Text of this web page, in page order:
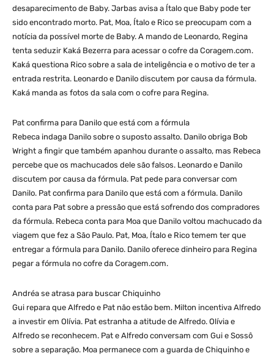
desaparecimento de Baby. Jarbas avisa a Ítalo que Baby pode ter
sido encontrado morto. Pat, Moa, Ítalo e Rico se preocupam com a
notícia da possível morte de Baby. A mando de Leonardo, Regina
tenta seduzir Kaká Bezerra para acessar o cofre da Coragem.com.
Kaká questiona Rico sobre a sala de inteligência e o motivo de ter a
entrada restrita. Leonardo e Danilo discutem por causa da fórmula.
Kaká manda as fotos da sala com o cofre para Regina.
Pat confirma para Danilo que está com a fórmula
Rebeca indaga Danilo sobre o suposto assalto. Danilo obriga Bob
Wright a fingir que também apanhou durante o assalto, mas Rebeca
percebe que os machucados dele são falsos. Leonardo e Danilo
discutem por causa da fórmula. Pat pede para conversar com
Danilo. Pat confirma para Danilo que está com a fórmula. Danilo
conta para Pat sobre a pressão que está sofrendo dos compradores
da fórmula. Rebeca conta para Moa que Danilo voltou machucado da
viagem que fez a São Paulo. Pat, Moa, Ítalo e Rico temem ter que
entregar a fórmula para Danilo. Danilo oferece dinheiro para Regina
pegar a fórmula no cofre da Coragem.com.
Andréa se atrasa para buscar Chiquinho
Gui repara que Alfredo e Pat não estão bem. Milton incentiva Alfredo
a investir em Olívia. Pat estranha a atitude de Alfredo. Olívia e
Alfredo se reconhecem. Pat e Alfredo conversam com Gui e Sossô
sobre a separação. Moa permanece com a guarda de Chiquinho e